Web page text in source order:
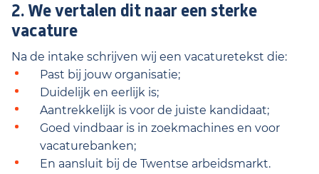
2. We vertalen dit naar een sterke
vacature
Na de intake schrijven wij een vacaturetekst die:
Past bij jouw organisatie;
Duidelijk en eerlijk is;
Aantrekkelijk is voor de juiste kandidaat;
Goed vindbaar is in zoekmachines en voor
vacaturebanken;
En aansluit bij de Twentse arbeidsmarkt.